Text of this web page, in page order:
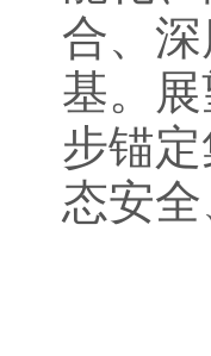
合、
基。
步锚
态安